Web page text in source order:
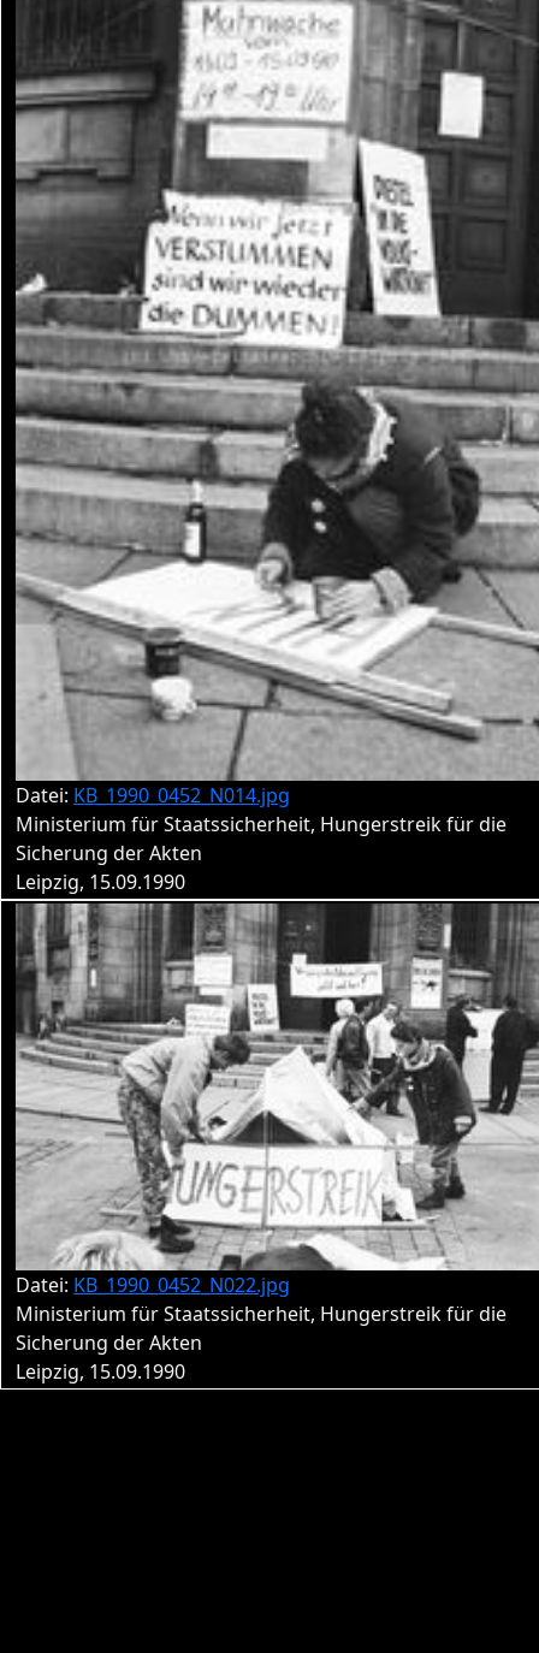
Datei: KB_1990_0452_N014.jpg
Ministerium für Staatssicherheit, Hungerstreik für die
Sicherung der Akten
Leipzig, 15.09.1990
Datei: KB_1990_0452_N022.jpg
Ministerium für Staatssicherheit, Hungerstreik für die
Sicherung der Akten
Leipzig, 15.09.1990